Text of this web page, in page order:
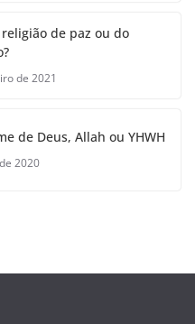
de paz ou do
de 2021
de Deus, Allah ou YHWH
2020